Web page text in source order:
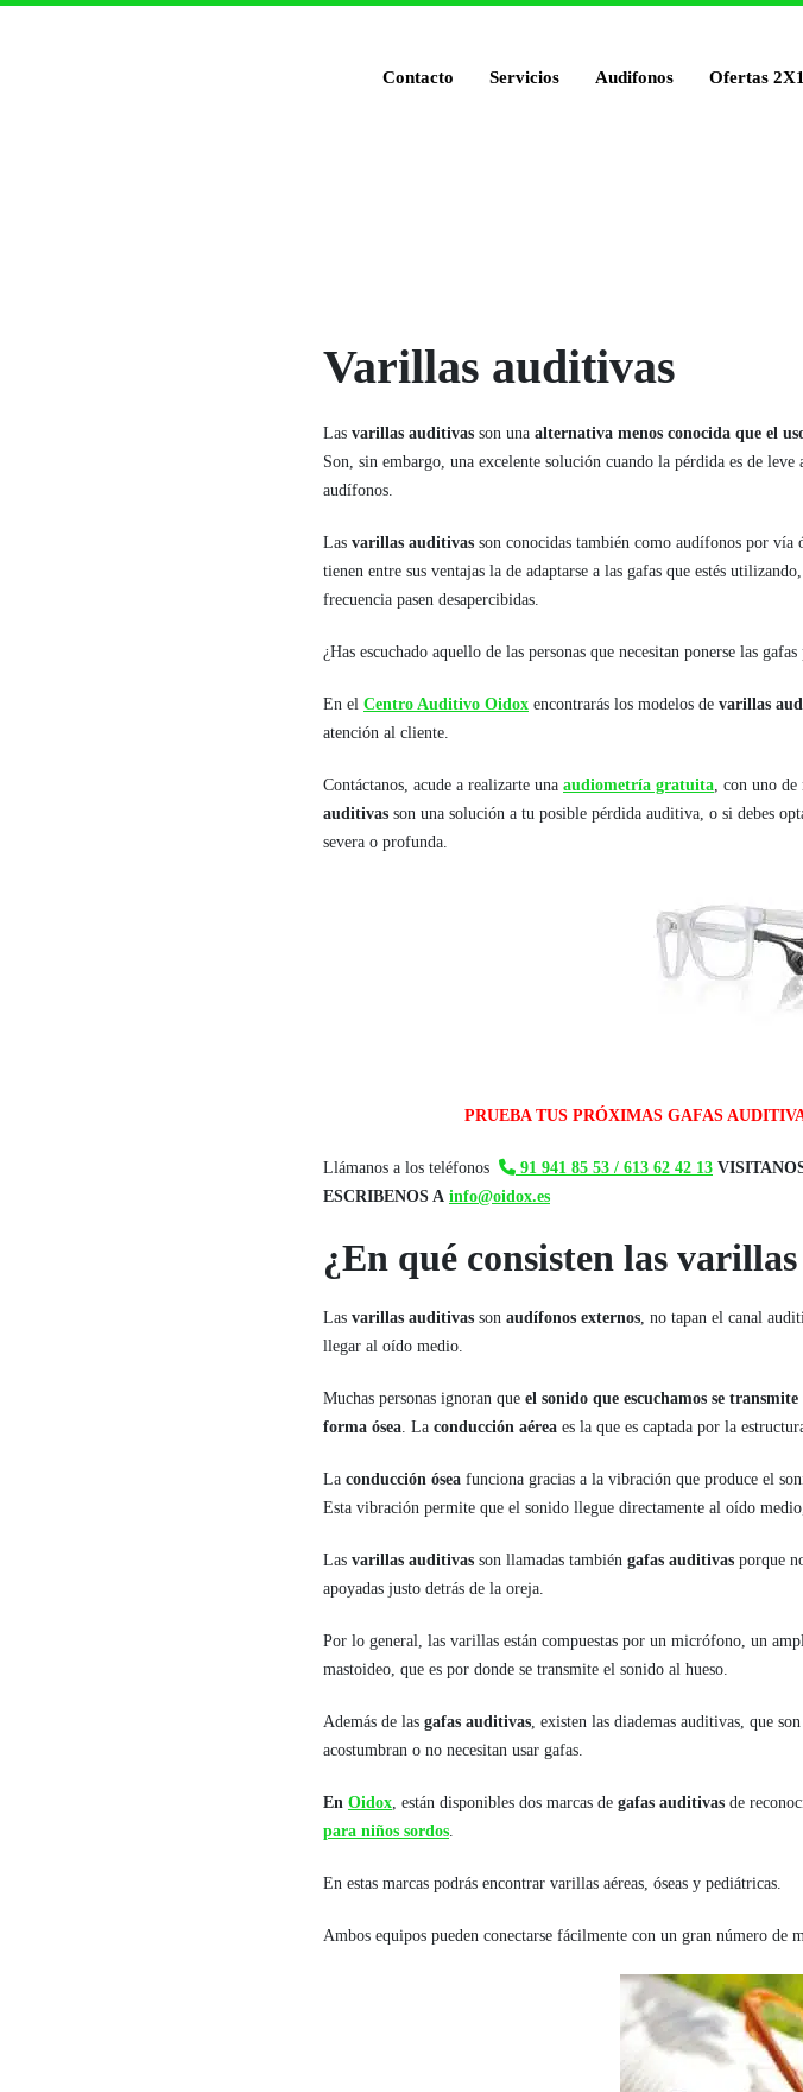
Contacto Servicios Audifonos Ofertas
Varillas auditivas
Las varillas auditivas son una alternativa menos conocida que el
Son, sin embargo, una excelente solución cuando la pérdida es de
audífonos.
Las varillas auditivas son conocidas también como audífonos por
tienen entre sus ventajas la de adaptarse a las gafas que estés
frecuencia pasen desapercibidas.
¿Has escuchado aquello de las personas que necesitan ponerse las
En el Centro Auditivo Oidox encontrarás los modelos de varillas
atención al cliente.
Contáctanos, acude a realizarte una audiometría gratuita, con uno de
auditivas son una solución a tu posible pérdida auditiva, o si debes
severa o profunda.
PRUEBA TUS PRÓXIMAS GAFAS
Llámanos a los teléfonos 91 941 85 53 / 613 62 42 13
ESCRIBENOS A info@oidox.es
¿En qué consisten las
Las varillas auditivas son audífonos externos, no tapan el canal
llegar al oído medio.
Muchas personas ignoran que el sonido que escuchamos se
forma ósea. La conducción aérea es la que es captada por la
La conducción ósea funciona gracias a la vibración que produce el
Esta vibración permite que el sonido llegue directamente al oído
Las varillas auditivas son llamadas también gafas auditivas porque
apoyadas justo detrás de la oreja.
Por lo general, las varillas están compuestas por un micrófono, un
mastoideo, que es por donde se transmite el sonido al hueso.
Además de las gafas auditivas, existen las diademas auditivas, que
acostumbran o no necesitan usar gafas.
En Oidox, están disponibles dos marcas de gafas auditivas de
para niños sordos.
En estas marcas podrás encontrar varillas aéreas, óseas y pediátricas.
Ambos equipos pueden conectarse fácilmente con un gran número de